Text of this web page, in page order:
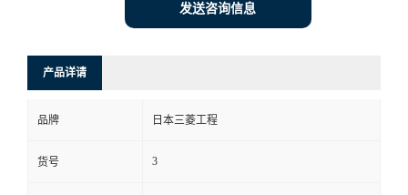
发送咨询信息
产品详请
品牌 日本三菱工程
货号 3